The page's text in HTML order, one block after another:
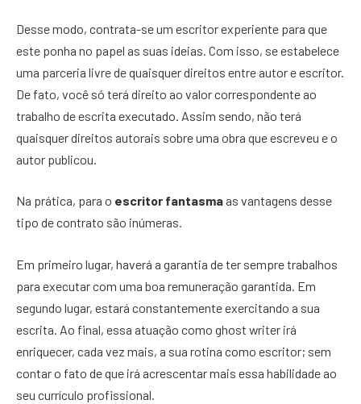
Desse modo, contrata-se um escritor experiente para que
este ponha no papel as suas ideias. Com isso, se estabelece
uma parceria livre de quaisquer direitos entre autor e escritor.
De fato, você só terá direito ao valor correspondente ao
trabalho de escrita executado. Assim sendo, não terá
quaisquer direitos autorais sobre uma obra que escreveu e o
autor publicou.
Na prática, para o escritor fantasma as vantagens desse
tipo de contrato são inúmeras.
Em primeiro lugar, haverá a garantia de ter sempre trabalhos
para executar com uma boa remuneração garantida. Em
segundo lugar, estará constantemente exercitando a sua
escrita. Ao final, essa atuação como ghost writer irá
enriquecer, cada vez mais, a sua rotina como escritor; sem
contar o fato de que irá acrescentar mais essa habilidade ao
seu currículo profissional.